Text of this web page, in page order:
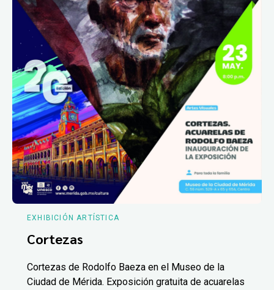
EXHIBICIÓN ARTÍSTICA
Cortezas
Cortezas de Rodolfo Baeza en el Museo de la
Ciudad de Mérida. Exposición gratuita de acuarelas